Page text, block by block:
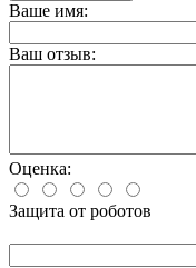
Ваше имя:
Ваш отзыв:
Оценка:
Защита от роботов